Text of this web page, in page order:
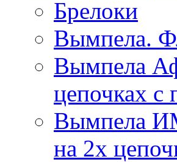
Брелоки
Вымпела.
Вымпела
цепочках с
Вымпела
на 2х